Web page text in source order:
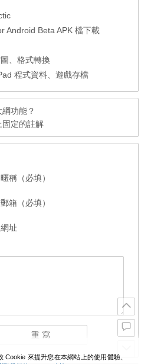
Android Beta APK 檔下載
、格式轉換
程式資料、遊戲存檔
功能？
固定的註解
暱稱（必填）
郵箱（必填）
網址
來提升您在本網站上的使用體驗、